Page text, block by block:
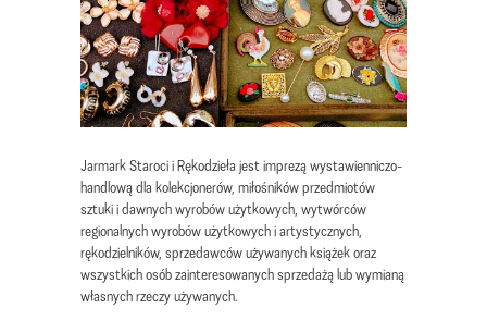
Jarmark Staroci i Rękodzieła jest imprezą wystawienniczo-
handlową dla kolekcjonerów, miłośników przedmiotów
sztuki i dawnych wyrobów użytkowych, wytwórców
regionalnych wyrobów użytkowych i artystycznych,
rękodzielników, sprzedawców używanych książek oraz
wszystkich osób zainteresowanych sprzedażą lub wymianą
własnych rzeczy używanych.